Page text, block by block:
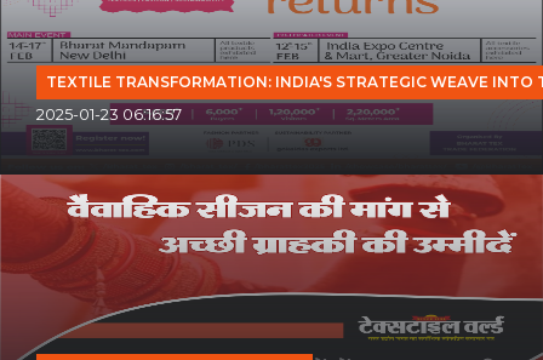
TEXTILE TRANSFORMATION: INDIA'S STRATEGIC WEAVE INTO
2025-01-23 06:16:57